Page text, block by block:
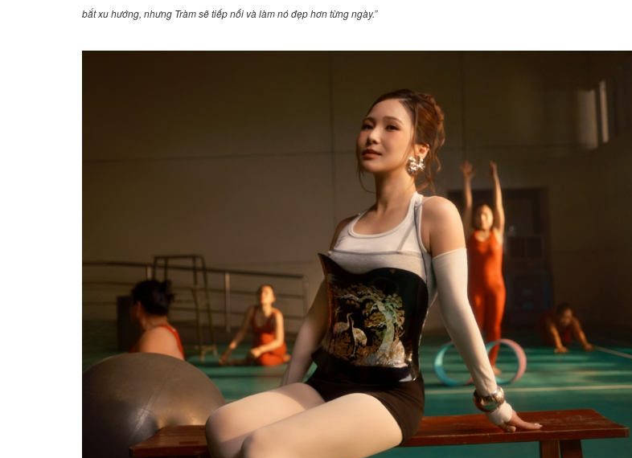
bắt xu hướng, nhưng Tràm sẽ tiếp nối và làm nó đẹp hơn từng ngày.”